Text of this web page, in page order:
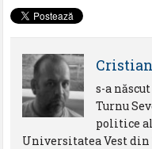
s-a
Turnu
politice
Universitatea Vest